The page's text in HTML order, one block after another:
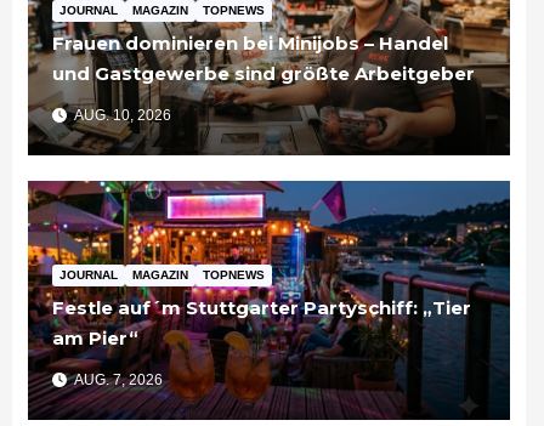
JOURNAL MAGAZIN TOPNEWS
Frauen dominieren bei Minijobs – Handel
und Gastgewerbe sind größte Arbeitgeber
AUG. 10, 2026
JOURNAL MAGAZIN TOPNEWS
Festle auf´m Stuttgarter Partyschiff: „Tier
am Pier“
AUG. 7, 2026